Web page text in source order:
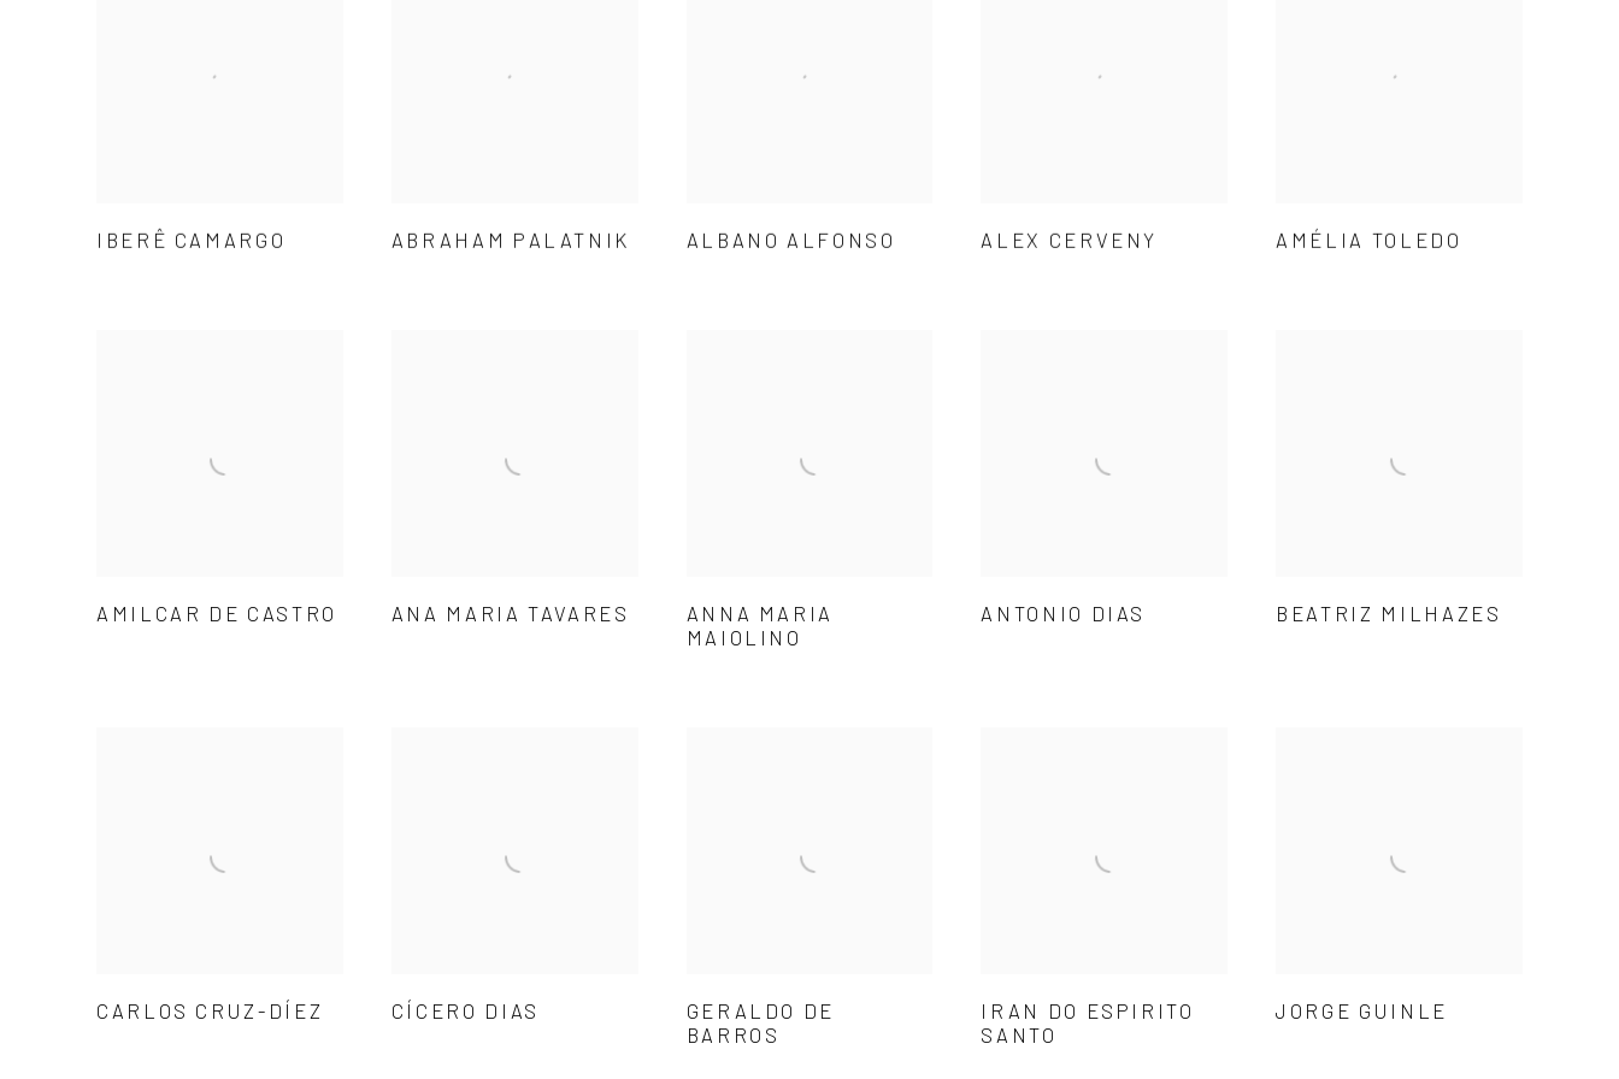
IBERÊ CAMARGO ABRAHAM PALATNIK ALBANO ALFONSO ALEX CERVENY AMÉLIA TOLEDO
AMILCAR DE CASTRO ANA MARIA TAVARES
ANNA MARIA
MAIOLINO
ANTONIO DIAS BEATRIZ MILHAZES
CARLOS CRUZ-DÍEZ CÍCERO DIAS
GERALDO DE
BARROS
IRAN DO ESPIRITO
SANTO
JORGE GUINLE